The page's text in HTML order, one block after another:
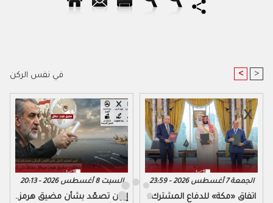
في نفس الركن < >
السبت 8 أغسطس 2026 - 20:13
إيران تصعّد بشأن مضيق هرمز..
الجمعة 7 أغسطس 2026 - 23:59
اتفاق «مكة» للدفاع المشترك..